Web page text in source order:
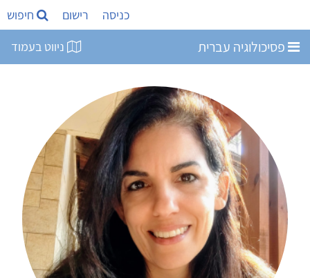
כניסה רישום חיפוש
פסיכולוגיה עברית ניווט בעמוד